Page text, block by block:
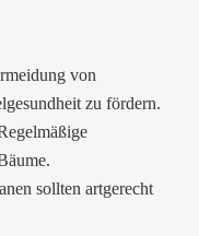
von
zu fördern.
sollten artgerecht